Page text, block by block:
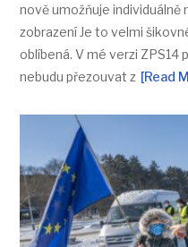
nově umožňuje
zobrazení Je to velmi
oblíbená. V mé verzi ZPS14
nebudu přezouvat z [Read